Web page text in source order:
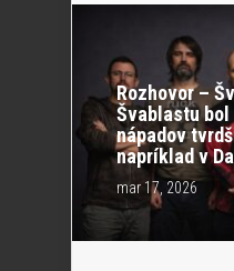
Rozhovor –
Švablastu
nápadov
napríklad v
mar 17, 2026